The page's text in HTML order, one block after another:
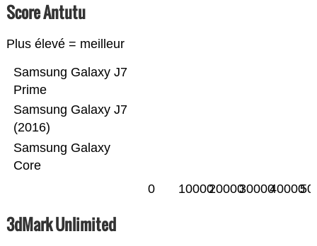
Score Antutu
Plus élevé = meilleur
Samsung Galaxy
Core
Samsung Galaxy J7
(2016)
Samsung Galaxy J7
Prime
0 10000200003000040000
3dMark Unlimited